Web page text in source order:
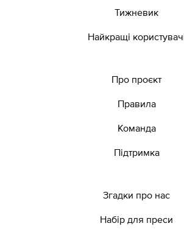
Тижневик
Найкращі
Про проєкт
Правила
Команда
Підтримка
Згадки про нас
Набір для преси